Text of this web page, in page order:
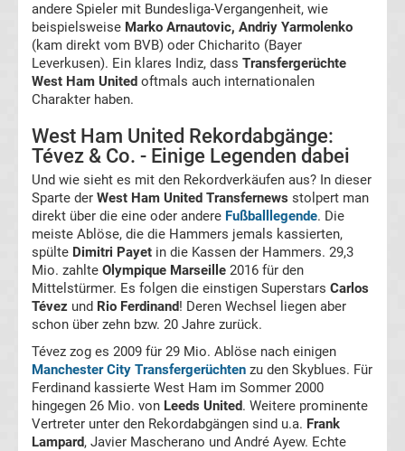
Infos
Kicker
Bundesliga
News
Kicker
2.
andere Spieler mit Bundesliga-Vergangenheit, wie
beispielsweise Marko Arnautovic, Andriy Yarmolenko
(kam direkt vom BVB) oder Chicharito (Bayer
Leverkusen). Ein klares Indiz, dass Transfergerüchte
West Ham United oftmals auch internationalen
Charakter haben.
West Ham United Rekordabgänge:
Tévez & Co. - Einige Legenden dabei
Und wie sieht es mit den Rekordverkäufen aus? In dieser
Sparte der West Ham United Transfernews stolpert man
direkt über die eine oder andere Fußballlegende. Die
meiste Ablöse, die die Hammers jemals kassierten,
spülte Dimitri Payet in die Kassen der Hammers. 29,3
Mio. zahlte Olympique Marseille 2016 für den
Mittelstürmer. Es folgen die einstigen Superstars Carlos
Tévez und Rio Ferdinand! Deren Wechsel liegen aber
schon über zehn bzw. 20 Jahre zurück.
Tévez zog es 2009 für 29 Mio. Ablöse nach einigen
Manchester City Transfergerüchten zu den Skyblues. Für
Ferdinand kassierte West Ham im Sommer 2000
hingegen 26 Mio. von Leeds United. Weitere prominente
Vertreter unter den Rekordabgängen sind u.a. Frank
Lampard, Javier Mascherano und André Ayew. Echte